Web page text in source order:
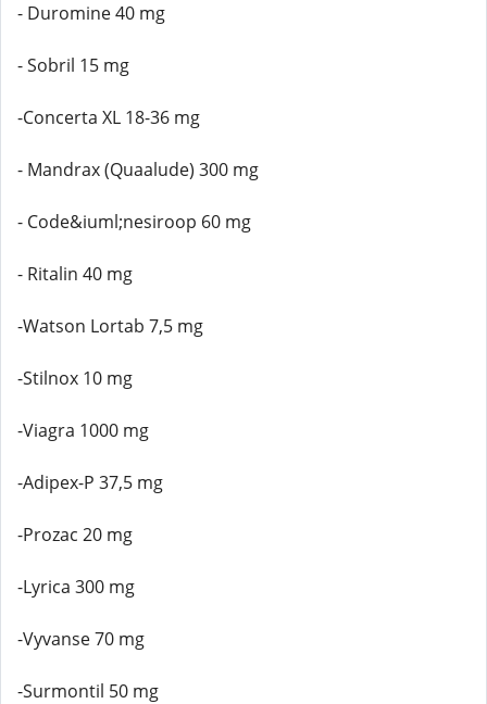
- Duromine 40 mg
- Sobril 15 mg
-Concerta XL 18-36 mg
- Mandrax (Quaalude) 300 mg
- Code&iuml;nesiroop 60 mg
- Ritalin 40 mg
-Watson Lortab 7,5 mg
-Stilnox 10 mg
-Viagra 1000 mg
-Adipex-P 37,5 mg
-Prozac 20 mg
-Lyrica 300 mg
-Vyvanse 70 mg
-Surmontil 50 mg